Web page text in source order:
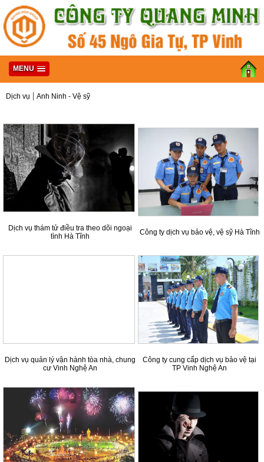
MENU
Dịch vụ | Anh Ninh - Vệ sỹ
Dịch vụ thám tử điều tra theo dõi ngoại
tình Hà Tĩnh
Công ty dịch vụ bảo vệ, vệ sỹ Hà Tĩnh
Dịch vụ quản lý vận hành tòa nhà, chung
cư Vinh Nghệ An
Công ty cung cấp dịch vụ bảo vệ tại
TP Vinh Nghệ An